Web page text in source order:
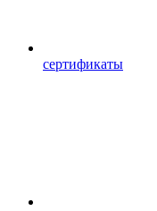
сертификаты